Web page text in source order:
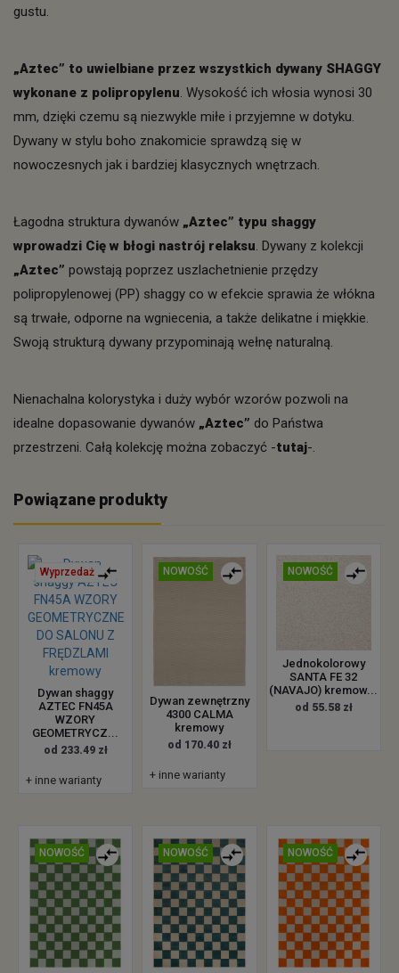
gustu.
„Aztec” to uwielbiane przez wszystkich dywany SHAGGY
wykonane z polipropylenu. Wysokość ich włosia wynosi 30
mm, dzięki czemu są niezwykle miłe i przyjemne w dotyku.
Dywany w stylu boho znakomicie sprawdzą się w
nowoczesnych jak i bardziej klasycznych wnętrzach.
Łagodna struktura dywanów „Aztec” typu shaggy
wprowadzi Cię w błogi nastrój relaksu. Dywany z kolekcji
„Aztec” powstają poprzez uszlachetnienie przędzy
polipropylenowej (PP) shaggy co w efekcie sprawia że włókna
są trwałe, odporne na wgniecenia, a także delikatne i miękkie.
Swoją strukturą dywany przypominają wełnę naturalną.
Nienachalna kolorystyka i duży wybór wzorów pozwoli na
idealne dopasowanie dywanów „Aztec” do Państwa
przestrzeni. Całą kolekcję można zobaczyć -tutaj-.
Powiązane produkty
Wyprzedaż
Dywan shaggy
AZTEC FN45A
WZORY
GEOMETRYCZ...
od 233.49 zł
+ inne warianty
NOWOŚĆ
Dywan zewnętrzny
4300 CALMA
kremowy
od 170.40 zł
+ inne warianty
NOWOŚĆ
Jednokolorowy
SANTA FE 32
(NAVAJO) kremow...
od 55.58 zł
NOWOŚĆ NOWOŚĆ NOWOŚĆ